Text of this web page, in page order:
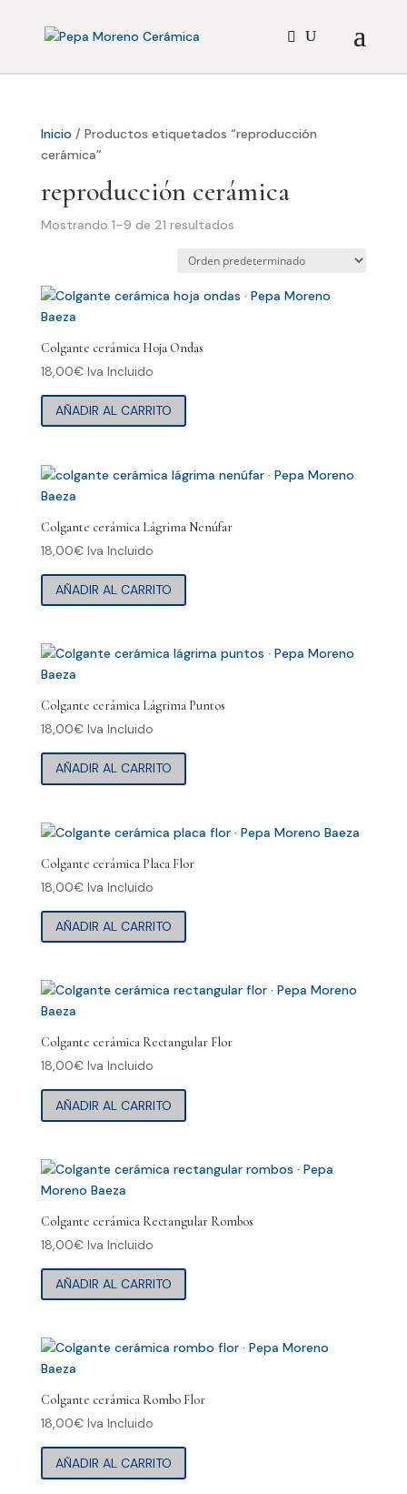
Inicio / Productos etiquetados “reproducción
cerámica”
reproducción cerámica
Mostrando 1–9 de 21 resultados
Colgante cerámica Hoja Ondas
18,00€ Iva Incluido
AÑADIR AL CARRITO
Colgante cerámica Lágrima Nenúfar
18,00€ Iva Incluido
AÑADIR AL CARRITO
Colgante cerámica Lágrima Puntos
18,00€ Iva Incluido
AÑADIR AL CARRITO
Colgante cerámica Placa Flor
18,00€ Iva Incluido
AÑADIR AL CARRITO
Colgante cerámica Rectangular Flor
18,00€ Iva Incluido
AÑADIR AL CARRITO
Colgante cerámica Rectangular Rombos
18,00€ Iva Incluido
AÑADIR AL CARRITO
Colgante cerámica Rombo Flor
18,00€ Iva Incluido
AÑADIR AL CARRITO